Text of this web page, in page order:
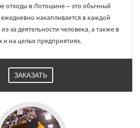
отходы в Лотошине – это обычный
накапливается в каждой
за деятельности человека, а также в
и на целых предприятиях.
ЗАКАЗАТЬ